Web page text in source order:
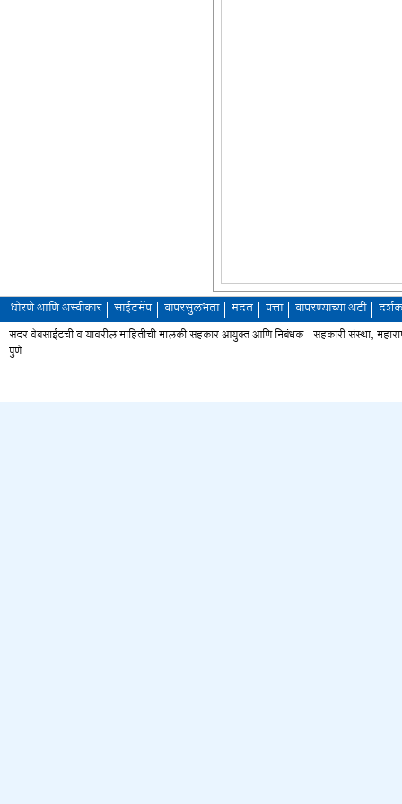
धोरणे आणि अस्वीकार साईटमॅप वापरसुलभता मदत पत्ता वापरण्याच्या अटी
सदर वेबसाईटची व यावरील माहितीची मालकी सहकार आयुक्त आणि निबंधक - सहकारी संस्था,
पुणे